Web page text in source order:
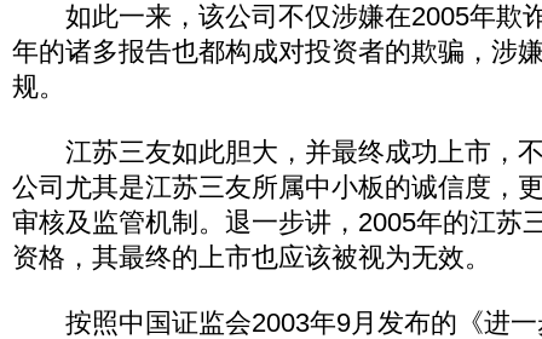
如此一来，该公司不仅涉嫌在2005年欺
年的诸多报告也都构成对投资者的欺骗，涉
规。
江苏三友如此胆大，并最终成功上市，
公司尤其是江苏三友所属中小板的诚信度，
审核及监管机制。退一步讲，2005年的江苏
资格，其最终的上市也应该被视为无效。
按照中国证监会2003年9月发布的《进一